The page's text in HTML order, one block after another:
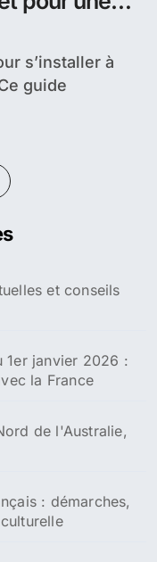
guide
et conseils
1er janvier 2026 :
la France
de l'Australie,
: démarches,